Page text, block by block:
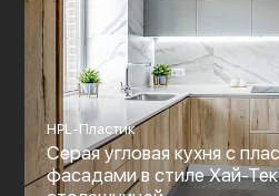
HPL-Пластик
Серая угловая кухня с
фасадами в стиле Хай-